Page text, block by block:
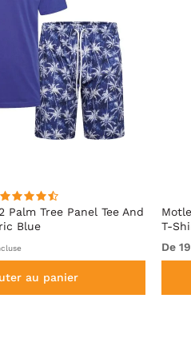
Palm Tree Panel Tee And
Blue
au panier
T-
De